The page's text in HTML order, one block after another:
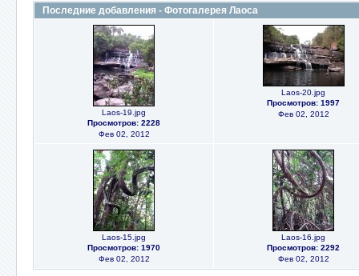
Последние добавления - Фотогалерея Лаоса
Laos-19.jpg
Просмотров: 2228
Фев 02, 2012
Laos-20.jpg
Просмотров: 1997
Фев 02, 2012
Laos-15.jpg
Просмотров: 1970
Фев 02, 2012
Laos-16.jpg
Просмотров: 2292
Фев 02, 2012